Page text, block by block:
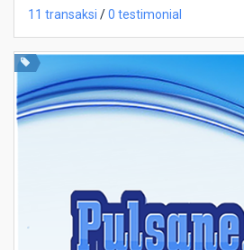
11 transaksi /0 testimonial